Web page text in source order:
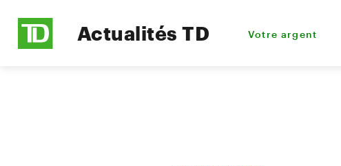
Actualités TD Votre argent